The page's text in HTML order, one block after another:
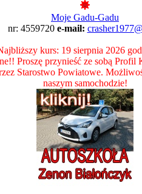
Moje Gadu-Gadu
nr: 4559720 e-mail:
kurs: 19 sierpnia 2026
Proszę przynieść ze sobą Profil
Starostwo Powiatowe.
naszym samochodzie!